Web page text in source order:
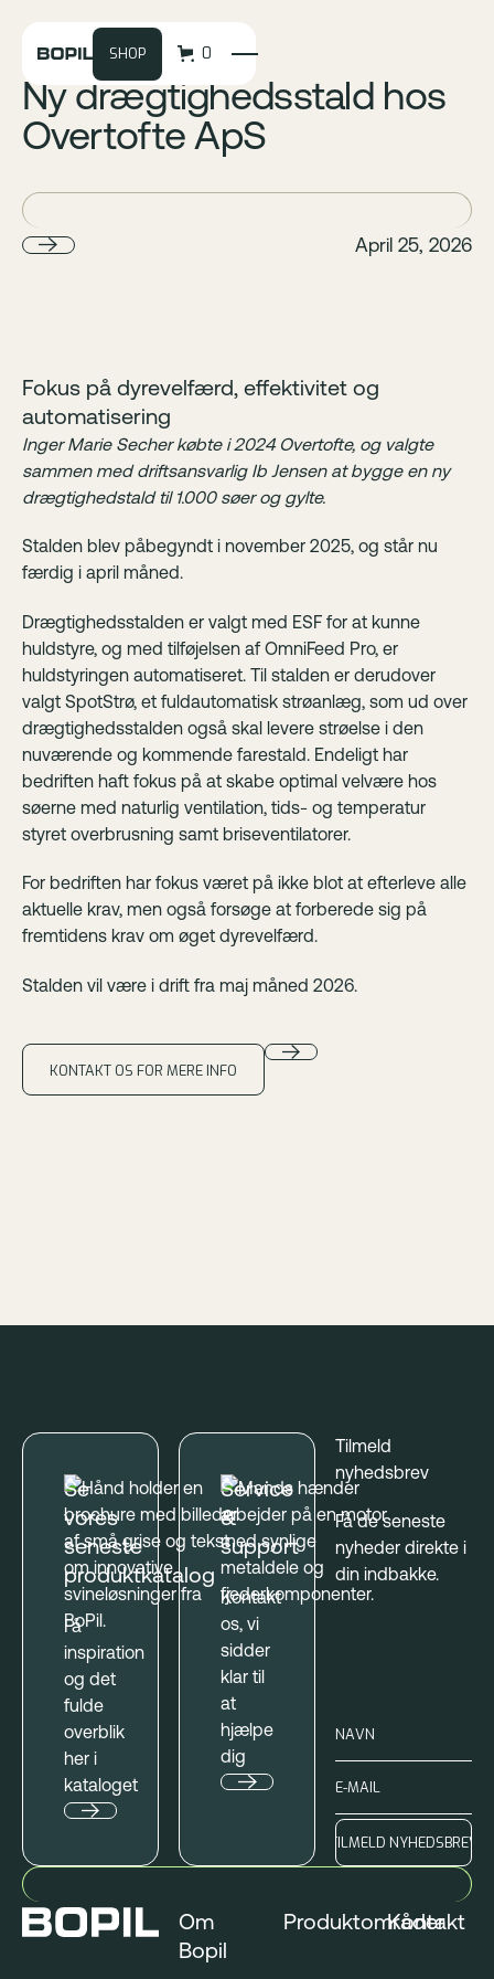
SHOP 0
Ny drægtighedsstald hos
Overtofte ApS
April 25, 2026
Fokus på dyrevelfærd, effektivitet og
automatisering
Inger Marie Secher købte i 2024 Overtofte, og valgte
sammen med driftsansvarlig Ib Jensen at bygge en ny
drægtighedstald til 1.000 søer og gylte.
Stalden blev påbegyndt i november 2025, og står nu
færdig i april måned.
Drægtighedsstalden er valgt med ESF for at kunne
huldstyre, og med tilføjelsen af OmniFeed Pro, er
huldstyringen automatiseret. Til stalden er derudover
valgt SpotStrø, et fuldautomatisk strøanlæg, som ud over
drægtighedsstalden også skal levere strøelse i den
nuværende og kommende farestald. Endeligt har
bedriften haft fokus på at skabe optimal velvære hos
søerne med naturlig ventilation, tids- og temperatur
styret overbrusning samt briseventilatorer.
For bedriften har fokus været på ikke blot at efterleve alle
aktuelle krav, men også forsøge at forberede sig på
fremtidens krav om øget dyrevelfærd.
Stalden vil være i drift fra maj måned 2026.
KONTAKT OS FOR MERE INFO
Se
vores
seneste
produktkatalog
Få
inspiration
og det
fulde
overblik
her i
kataloget
Service
&
support
Kontakt
os, vi
sidder
klar til
at
hjælpe
dig
Tilmeld
nyhedsbrev
Få de seneste
nyheder direkte i
din indbakke.
Om
Bopil
Produktområder
Kontakt